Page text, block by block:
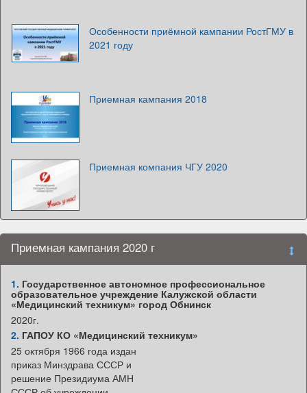
Особенности приёмной кампании РостГМУ в
2021 году
Приемная кампания 2018
Приемная компания ЧГУ 2020
Приемная кампания 2020 г
1. Государственное автономное профессиональное
образовательное учреждение Калужской области
«Медицинский техникум» город Обнинск
2020г.
2. ГАПОУ КО «Медицинский техникум»
25 октября 1966 года издан
приказ Минздрава СССР и
решение Президиума АМН